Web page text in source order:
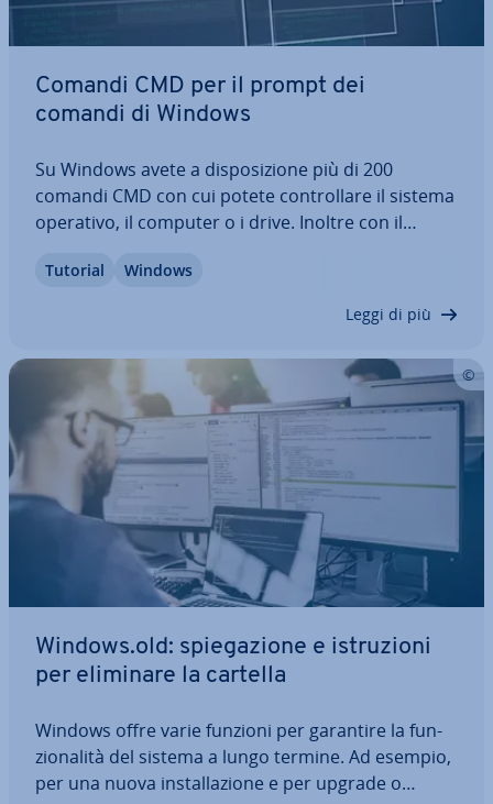
Comandi CMD per il prompt dei
comandi di Windows
Su Windows avete a di­spo­si­zio­ne più di 200
comandi CMD con cui potete con­trol­la­re il sistema
operativo, il computer o i drive. Inoltre con il
re i file o eseguire le opzioni di rete, a patto che
Tutorial Windows
Leggi di più
Windows.old: spie­ga­zio­ne e istru­zio­ni
per eliminare la cartella
Windows offre varie funzioni per garantire la fun­
zio­na­li­tà del sistema a lungo termine. Ad esempio,
per una nuova in­stal­la­zio­ne e per upgrade o